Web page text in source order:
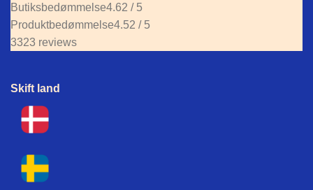
Butiksbedømmelse4.62 / 5
Produktbedømmelse4.52 / 5
3323 reviews
Skift land